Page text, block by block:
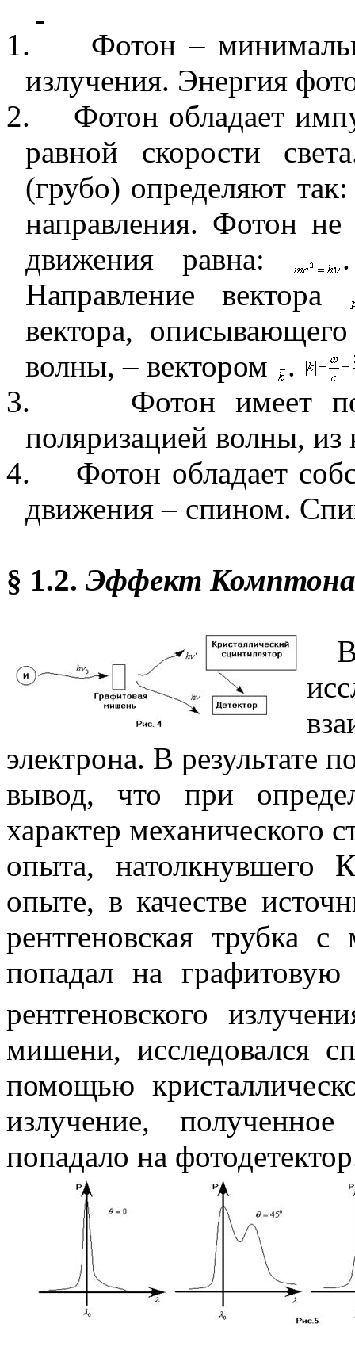
1.
Фотон –
излучения. Энергия
2.
Фотон обладает
равной скорости
(грубо) определяют
направления. Фотон
движения равна:
Направление вектора
вектора,
волны, – вектором
.
3.
Фотон имеет
поляризацией волны, из
4.
Фотон обладает
движения – спином.
§ 1.2. Эффект
электрона. В результате
вывод, что при
характер механического
опыта,
опыте, в качестве
рентгеновская трубка
попадал на
рентгеновского
мишени, исследовался
помощью
излучение,
попадало на